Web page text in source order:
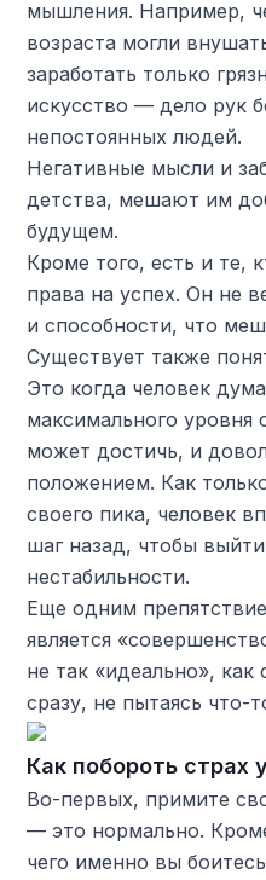
мышления. Например,
возраста могли
заработать только
искусство — дело рук
непостоянных людей.
Негативные мысли и
детства, мешают им
будущем.
Кроме того, есть и те,
права на успех. Он не
и способности, что
Существует также
Это когда человек
максимального уровня
может достичь, и
положением. Как
своего пика, человек
шаг назад, чтобы
нестабильности.
Еще одним
является
не так «идеально», как
сразу, не пытаясь что-
Как побороть страх
Во-первых, примите
— это нормально.
чего именно вы